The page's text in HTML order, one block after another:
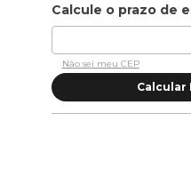
Não sei meu CEP